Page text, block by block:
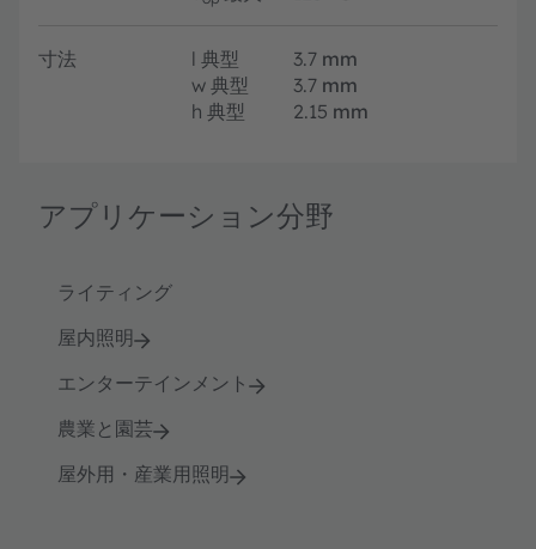
寸法 l 典型 3.7 mm
w 典型 3.7 mm
h 典型 2.15 mm
アプリケーション分野
ライティング
屋内照明
エンターテインメント
農業と園芸
屋外用・産業用照明